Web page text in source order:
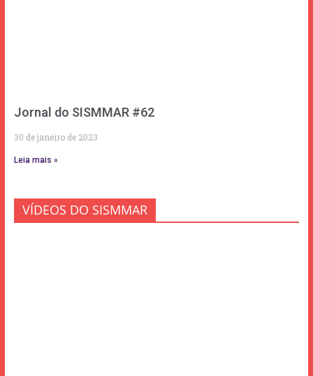
Jornal do SISMMAR #62
30 de janeiro de 2023
Leia mais »
VÍDEOS DO SISMMAR